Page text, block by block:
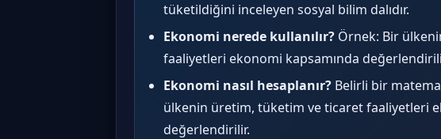
tüketildiğini inceleyen sosyal bilim dalıdır.
Ekonomi nerede kullanılır? Örnek: Bir
faaliyetleri ekonomi kapsamında
Ekonomi nasıl hesaplanır? Belirli bir
ülkenin üretim, tüketim ve ticaret faaliyetleri
değerlendirilir.